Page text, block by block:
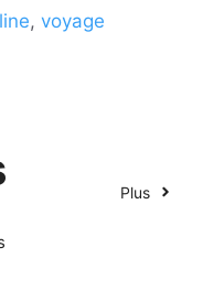
, voyage
Plus